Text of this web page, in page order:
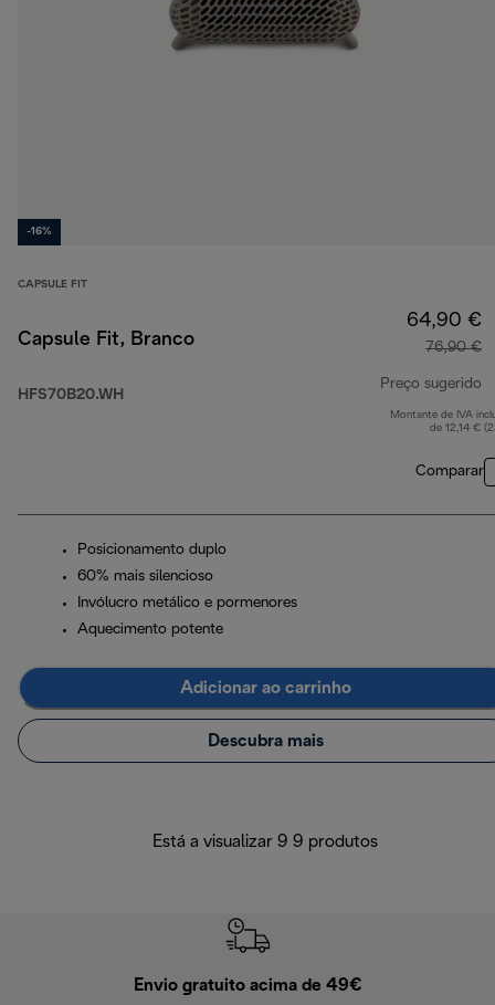
-16%
CAPSULE FIT
Capsule Fit, Branco
HFS70B20.WH
64,90 €
76,90 €
Preço sugerido
Montante de IVA
de 12,14 €
Comparar
Posicionamento duplo
60% mais silencioso
Invólucro metálico e pormenores
Aquecimento potente
Adicionar ao carrinho
Descubra mais
Está a visualizar 9 9 produtos
Envio gratuito acima de 49€